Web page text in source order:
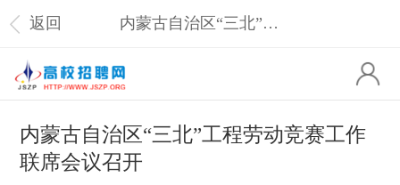
返回 内蒙古自治区“三北”工程劳动竞赛工作联席会议召开
内蒙古自治区“三北”工程劳动竞赛工作
联席会议召开